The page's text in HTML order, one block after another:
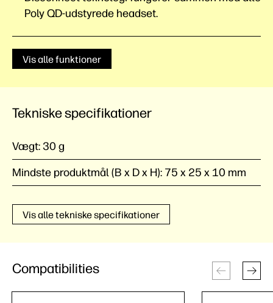
Poly QD-udstyrede headset.
Vis alle funktioner
Tekniske specifikationer
Vægt: 30 g
Mindste produktmål (B x D x H): 75 x 25 x 10 mm
Vis alle tekniske specifikationer
Compatibilities